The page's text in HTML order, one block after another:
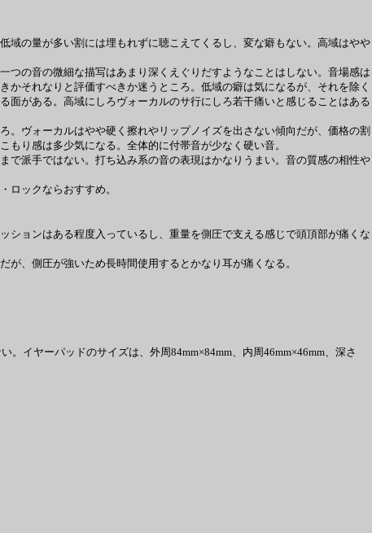
の量が多い割には埋もれずに聴こえてくるし、変な癖もない。高域はやや
の音の微細な描写はあまり深くえぐりだすようなことはしない。音場感は
それなりと評価すべきか迷うところ。低域の癖は気になるが、それを除く
がある。高域にしろヴォーカルのサ行にしろ若干痛いと感じることはある
ヴォーカルはやや硬く擦れやリップノイズを出さない傾向だが、価格の割
り感は多少気になる。全体的に付帯音が少なく硬い音。
派手ではない。打ち込み系の音の表現はかなりうまい。音の質感の相性や
ロックならおすすめ。
ョンはある程度入っているし、重量を側圧で支える感じで頭頂部が痛くな
、側圧が強いため長時間使用するとかなり耳が痛くなる。
イヤーパッドのサイズは、外周84mm×84mm、内周46mm×46mm、深さ